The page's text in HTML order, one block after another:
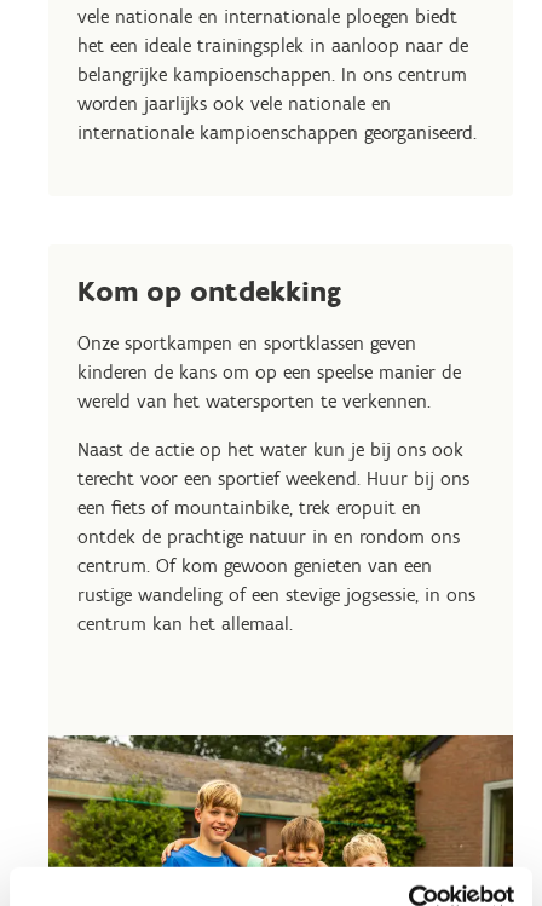
vele nationale en internationale ploegen biedt
het een ideale trainingsplek in aanloop naar de
belangrijke kampioenschappen. In ons centrum
worden jaarlijks ook vele nationale en
internationale kampioenschappen georganiseerd.
Kom op ontdekking
Onze sportkampen en sportklassen geven
kinderen de kans om op een speelse manier de
wereld van het watersporten te verkennen.
Naast de actie op het water kun je bij ons ook
terecht voor een sportief weekend. Huur bij ons
een fiets of mountainbike, trek eropuit en
ontdek de prachtige natuur in en rondom ons
centrum. Of kom gewoon genieten van een
rustige wandeling of een stevige jogsessie, in ons
centrum kan het allemaal.